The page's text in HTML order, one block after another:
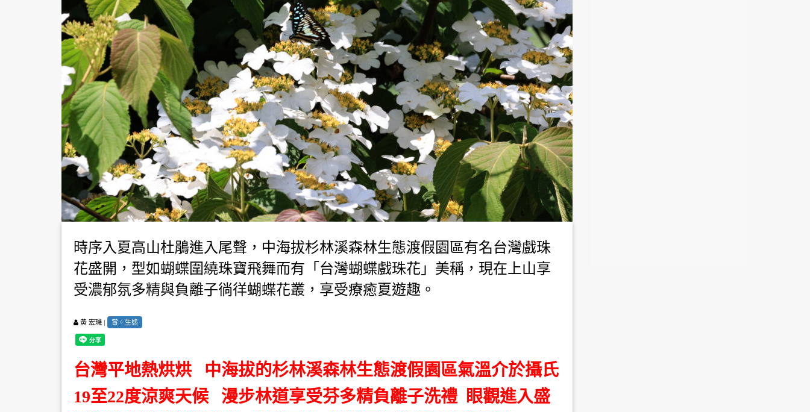
時序入夏高山杜鵑進入尾聲，中海拔杉林溪森林生態渡假園區有名台灣戲珠
花盛開，型如蝴蝶圍繞珠寶飛舞而有「台灣蝴蝶戲珠花」美稱，現在上山享
受濃郁氛多精與負離子徜徉蝴蝶花叢，享受療癒夏遊趣。
黃 宏璣 | 賞。生態
台灣平地熱烘烘 中海拔的杉林溪森林生態渡假園區氣溫介於攝氏
19至22度涼爽天候 漫步林道享受芬多精負離子洗禮 眼觀進入盛